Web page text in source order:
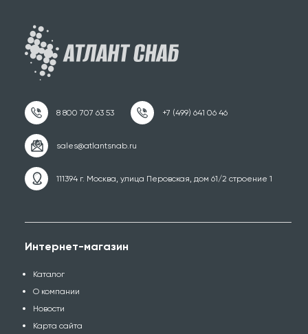
111394 г. Москва, улица Перовская, дом 61/2 строение 1
Интернет-магазин
Каталог
О компании
Новости
Карта сайта